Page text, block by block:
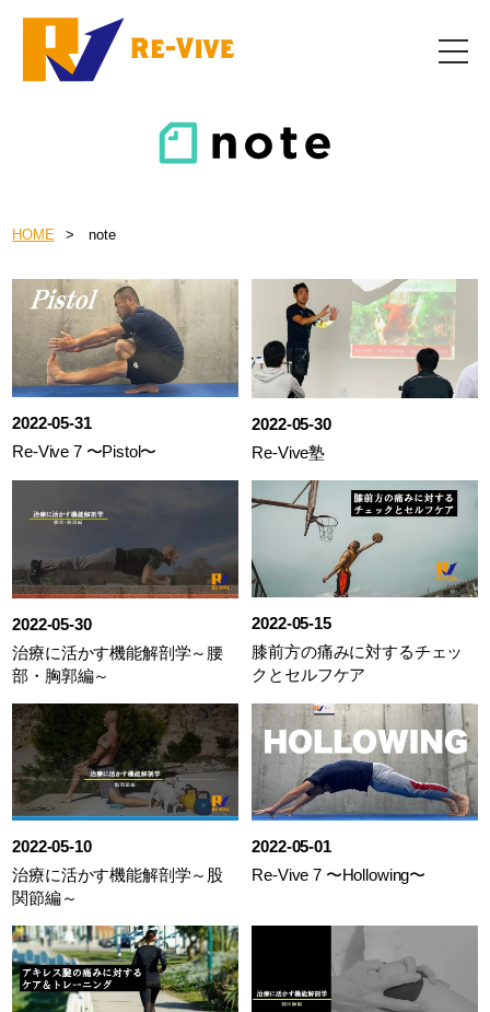
HOME note
2022-05-31
Re-Vive 7 〜Pistol〜
2022-05-30
Re-Vive塾
2022-05-30
治療に活かす機能解剖学～腰
部・胸郭編～
2022-05-15
膝前方の痛みに対するチェッ
クとセルフケア
2022-05-10
治療に活かす機能解剖学～股
関節編～
2022-05-01
Re-Vive 7 〜Hollowing〜